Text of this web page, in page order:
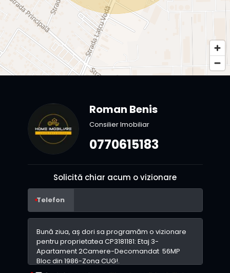
Roman Benis
Consilier Imobiliar
0770615183
Solicită chiar acum o vizionare
Telefon